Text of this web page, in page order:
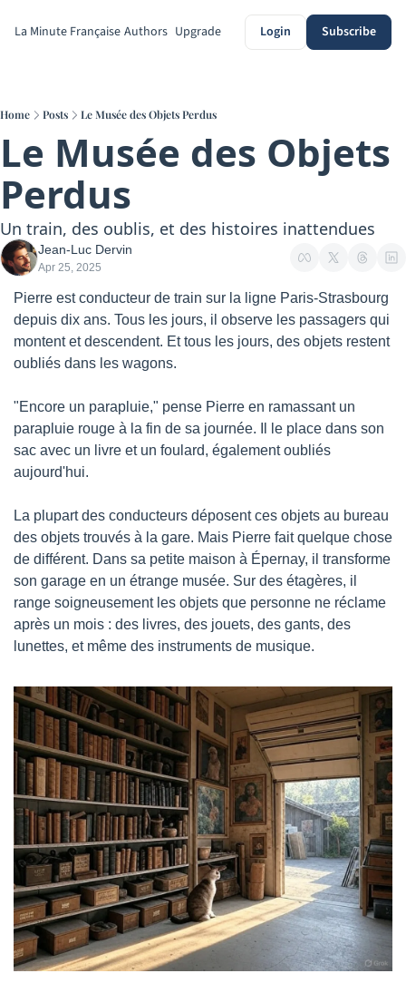
La Minute Française Authors Upgrade Login Subscribe
Home Posts Le Musée des Objets Perdus
Le Musée des Objets
Perdus
Un train, des oublis, et des histoires inattendues
Jean-Luc Dervin
Apr 25, 2025
Pierre est conducteur de train sur la ligne Paris-Strasbourg
depuis dix ans. Tous les jours, il observe les passagers qui
montent et descendent. Et tous les jours, des objets restent
oubliés dans les wagons.
"Encore un parapluie," pense Pierre en ramassant un
parapluie rouge à la fin de sa journée. Il le place dans son
sac avec un livre et un foulard, également oubliés
aujourd'hui.
La plupart des conducteurs déposent ces objets au bureau
des objets trouvés à la gare. Mais Pierre fait quelque chose
de différent. Dans sa petite maison à Épernay, il transforme
son garage en un étrange musée. Sur des étagères, il
range soigneusement les objets que personne ne réclame
après un mois : des livres, des jouets, des gants, des
lunettes, et même des instruments de musique.